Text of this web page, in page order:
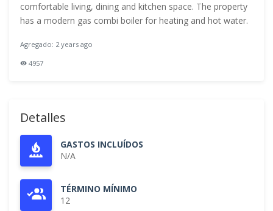
comfortable living, dining and kitchen space. The property
has a modern gas combi boiler for heating and hot water.
Agregado: 2 years ago
4957
Detalles
GASTOS INCLUÍDOS
N/A
TÉRMINO MÍNIMO
12